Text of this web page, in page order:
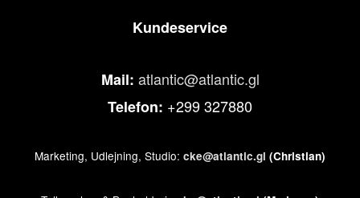
Kundeservice
Mail: atlantic@atlantic.gl
Telefon: +299 327880
Marketing, Udlejning, Studio: cke@atlantic.gl (Christian)